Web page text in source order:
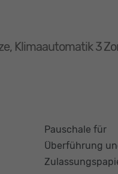
Klimaautomatik 3
Pauschale für
Überführung